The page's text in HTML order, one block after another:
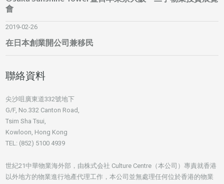
會
2019-02-26
在日本創業開公司兼移民
聯絡資料
尖沙咀廣東道332號地下
G/F, No.332 Canton Road,
Tsim Sha Tsui,
Kowloon, Hong Kong
TEL: (852) 5100 4939
世紀21中華物業海外部，由株式会社 Culture Centre（本公司）專責就香港
以外地方的物業進行地產代理工作，本公司並無處理任何位於香港的物業